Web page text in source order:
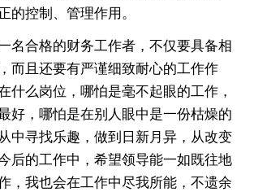
的控制、管理作用。
名合格的财务工作者，不仅要具备相
而且还要有严谨细致耐心的工作作
什么岗位，哪怕是毫不起眼的工作，
好，哪怕是在别人眼中是一份枯燥的
中寻找乐趣，做到日新月异，从改变
后的工作中，希望领导能一如既往地
，我也会在工作中尽我所能，不遗余